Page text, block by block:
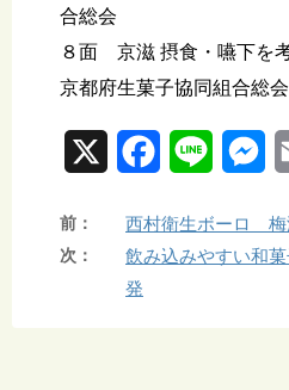
合総会
８面 京滋 摂食・嚥下を
京都府生菓子協同組合総会
c n s
前： 西村衛生ボーロ 梅
次：
飲み込みやすい和
発